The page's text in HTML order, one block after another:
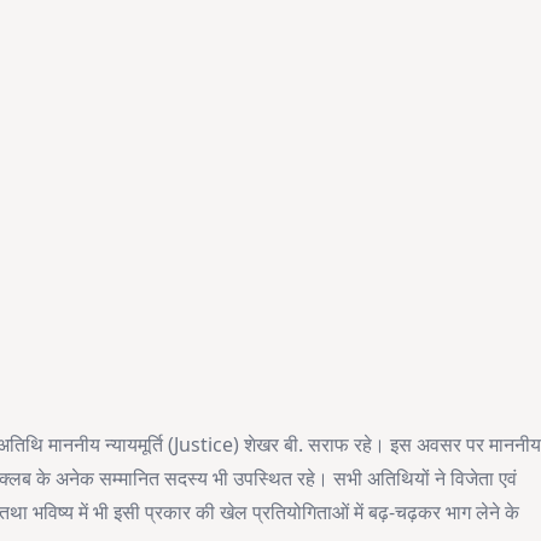
माननीय न्यायमूर्ति (Justice) शेखर बी. सराफ रहे। इस अवसर पर माननीय
के अनेक सम्मानित सदस्य भी उपस्थित रहे। सभी अतिथियों ने विजेता एवं
तथा भविष्य में भी इसी प्रकार की खेल प्रतियोगिताओं में बढ़-चढ़कर भाग लेने के